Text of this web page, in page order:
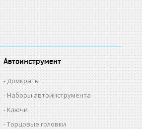
Автоинструмент
Домкраты
Наборы автоинструмента
Ключи
Торцовые головки